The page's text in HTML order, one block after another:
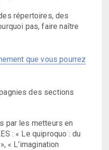
répertoires, des
pas, faire naître
que vous pourrez
des sections
par les metteurs en
: « Le quiproquo : du
« L’imagination